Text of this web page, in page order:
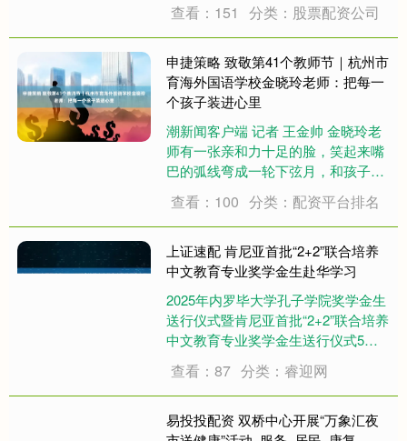
们的童心，更会以行动作表率，带动
孩子们从故事中汲取力量，助力他们
成长为担当民族复兴大任的时代新
人。” 当天....
查看：151 分类：股票配资公司
申捷策略 致敬第41个教师节｜杭州市
育海外国语学校金晓玲老师：把每一
个孩子装进心里
潮新闻客户端 记者 王金帅 金晓玲老
师有一张亲和力十足的脸，笑起来嘴
巴的弧线弯成一轮下弦月，和孩子们
金老师有她的威严，但下课后她更像
是孩子们的“妈妈”，尤其是带低年龄
段的孩子时，她更是一颗心都扑在了
孩子们身....
查看：100 分类：配资平台排名
上证速配 肯尼亚首批“2+2”联合培养
中文教育专业奖学金生赴华学习
2025年内罗毕大学孔子学院奖学金生
送行仪式暨肯尼亚首批“2+2”联合培养
中文教育专业奖学金生送行仪式5日
在肯尼亚首都内罗毕举行。 2023年
12月，内罗毕大学同中国教育部中外
语言交流合作中心、天津师范大学签
署协议，正式设立“2+2”双学位....
查看：87 分类：睿迎网
易投投配资 双桥中心开展“万象汇夜